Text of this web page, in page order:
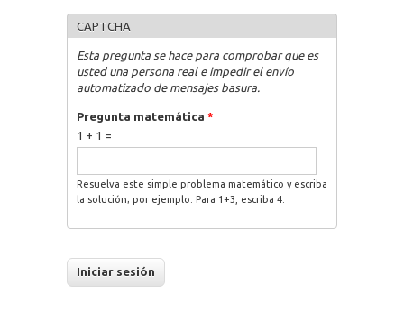
CAPTCHA
Esta pregunta se hace para comprobar que es
usted una persona real e impedir el envío
automatizado de mensajes basura.
Pregunta matemática *
1 + 1 =
Resuelva este simple problema matemático y escriba
la solución; por ejemplo: Para 1+3, escriba 4.